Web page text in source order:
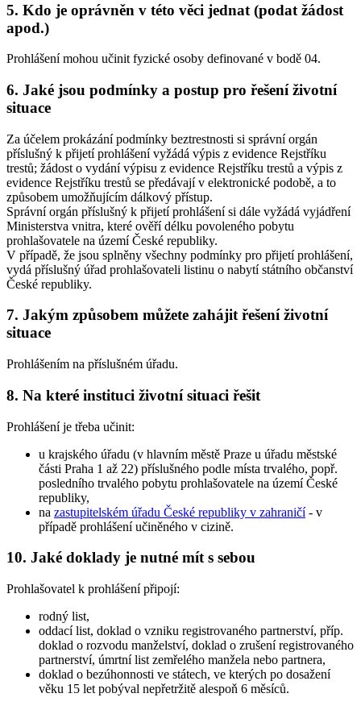
5. Kdo je oprávněn v této věci jednat (podat žádost
apod.)
Prohlášení mohou učinit fyzické osoby definované v bodě 04.
6. Jaké jsou podmínky a postup pro řešení životní
situace
Za účelem prokázání podmínky beztrestnosti si správní orgán
příslušný k přijetí prohlášení vyžádá výpis z evidence Rejstříku
trestů; žádost o vydání výpisu z evidence Rejstříku trestů a výpis z
evidence Rejstříku trestů se předávají v elektronické podobě, a to
způsobem umožňujícím dálkový přístup.
Správní orgán příslušný k přijetí prohlášení si dále vyžádá vyjádření
Ministerstva vnitra, které ověří délku povoleného pobytu
prohlašovatele na území České republiky.
V případě, že jsou splněny všechny podmínky pro přijetí prohlášení,
vydá příslušný úřad prohlašovateli listinu o nabytí státního občanství
České republiky.
7. Jakým způsobem můžete zahájit řešení životní
situace
Prohlášením na příslušném úřadu.
8. Na které instituci životní situaci řešit
Prohlášení je třeba učinit:
u krajského úřadu (v hlavním městě Praze u úřadu městské
části Praha 1 až 22) příslušného podle místa trvalého, popř.
posledního trvalého pobytu prohlašovatele na území České
republiky,
na zastupitelském úřadu České republiky v zahraničí- v
případě prohlášení učiněného v cizině.
10. Jaké doklady je nutné mít s sebou
Prohlašovatel k prohlášení připojí:
rodný list,
oddací list, doklad o vzniku registrovaného partnerství, příp.
doklad o rozvodu manželství, doklad o zrušení registrovaného
partnerství, úmrtní list zemřelého manžela nebo partnera,
doklad o bezúhonnosti ve státech, ve kterých po dosažení
věku 15 let pobýval nepřetržitě alespoň 6 měsíců.